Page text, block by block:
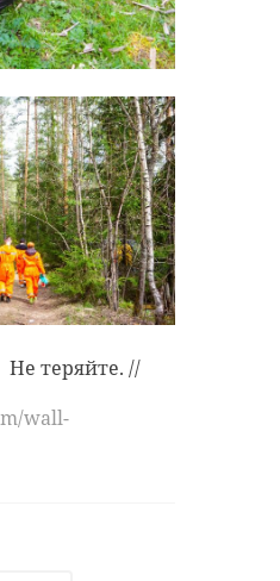
Не теряйте. //
wall-